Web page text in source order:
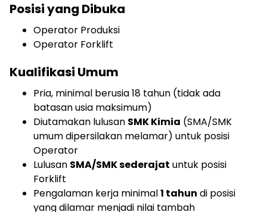
Posisi yang Dibuka
Operator Produksi
Operator Forklift
Kualifikasi Umum
Pria, minimal berusia 18 tahun (tidak ada
batasan usia maksimum)
Diutamakan lulusan SMK Kimia (SMA/SMK
umum dipersilakan melamar) untuk posisi
Operator
Lulusan SMA/SMK sederajat untuk posisi
Forklift
Pengalaman kerja minimal1 tahun di posisi
yang dilamar menjadi nilai tambah